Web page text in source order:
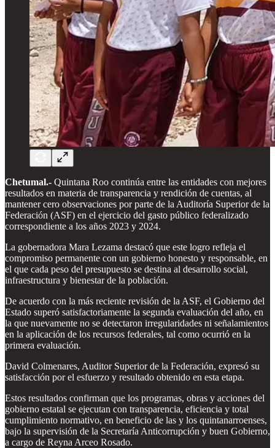
Chetumal.- Quintana Roo continúa entre las entidades con mejores
resultados en materia de transparencia y rendición de cuentas, al
mantener cero observaciones por parte de la Auditoría Superior de la
Federación (ASF) en el ejercicio del gasto público federalizado
correspondiente a los años 2023 y 2024.
La gobernadora Mara Lezama destacó que este logro refleja el
compromiso permanente con un gobierno honesto y responsable, en
el que cada peso del presupuesto se destina al desarrollo social,
infraestructura y bienestar de la población.
De acuerdo con la más reciente revisión de la ASF, el Gobierno del
Estado superó satisfactoriamente la segunda evaluación del año, en
la que nuevamente no se detectaron irregularidades ni señalamientos
en la aplicación de los recursos federales, tal como ocurrió en la
primera evaluación.
David Colmenares, Auditor Superior de la Federación, expresó su
satisfacción por el esfuerzo y resultado obtenido en esta etapa.
Estos resultados confirman que los programas, obras y acciones del
gobierno estatal se ejecutan con transparencia, eficiencia y total
cumplimiento normativo, en beneficio de las y los quintanarroenses,
bajo la supervisión de la Secretaría Anticorrupción y buen Gobierno,
a cargo de Reyna Arceo Rosado.